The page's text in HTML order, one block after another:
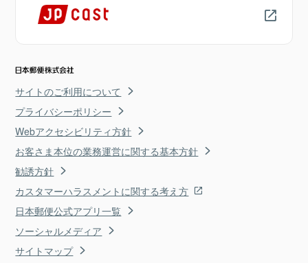
サイトのご利用について
プライバシーポリシー
Webアクセシビリティ方針
お客さま本位の業務運営に関する基本方針
勧誘方針
カスタマーハラスメントに関する考え方
日本郵便公式アプリ一覧
ソーシャルメディア
サイトマップ